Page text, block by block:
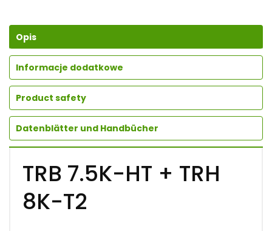
Opis
Informacje dodatkowe
Product safety
Datenblätter und Handbücher
TRB 7.5K-HT + TRH
8K-T2